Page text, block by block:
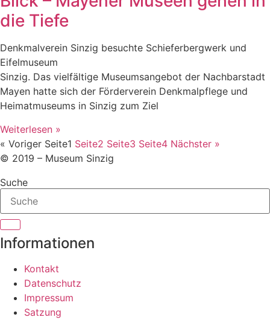
die Tiefe
Denkmalverein Sinzig besuchte Schieferbergwerk und
Eifelmuseum
Sinzig. Das vielfältige Museumsangebot der Nachbarstadt
Mayen hatte sich der Förderverein Denkmalpflege und
Heimatmuseums in Sinzig zum Ziel
Weiterlesen »
« Voriger Seite1 Seite2 Seite3 Seite4 Nächster »
© 2019 – Museum Sinzig
Suche
Informationen
Kontakt
Datenschutz
Impressum
Satzung